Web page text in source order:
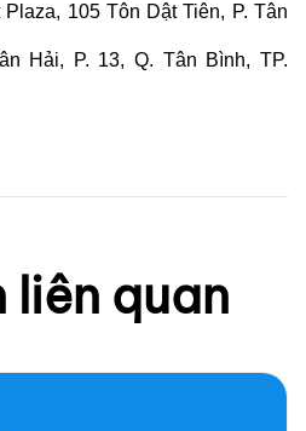
Plaza, 105 Tôn Dật Tiên, P. Tân
Hải, P. 13, Q. Tân Bình, TP.
liên quan